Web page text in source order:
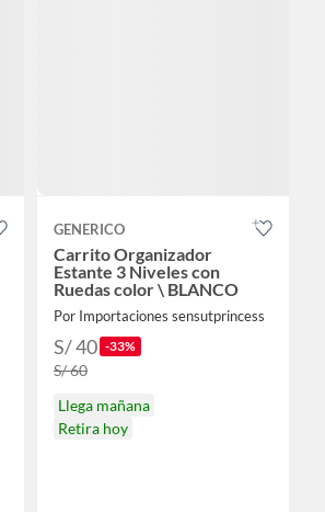
GENERICO
Carrito Organizador
Estante 3 Niveles con
Ruedas color \ BLANCO
Por Importaciones sensutprincess
S/ 40 -33%
S/ 60
Llega mañana
Retira hoy